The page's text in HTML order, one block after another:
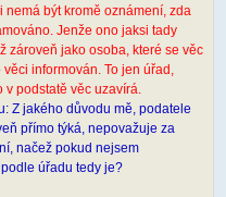
být kromě oznámení, zda
Jenže ono jaksi tady
zároveň jako osoba, které se věc
informován. To jen úřad,
podstatě věc uzavírá.
Z jakého důvodu mě, podatele
přímo týká, nepovažuje za
načež pokud nejsem
úřadu tedy je?